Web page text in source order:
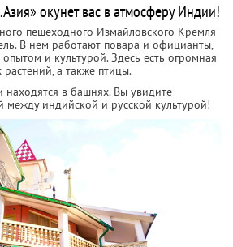
окунет вас в атмосферу Индии!
пешеходного Измайловского Кремля
В нем работают повара и официанты,
и культурой. Здесь есть огромная
а также птицы.
находятся в башнях. Вы увидите
между индийской и русской культурой!